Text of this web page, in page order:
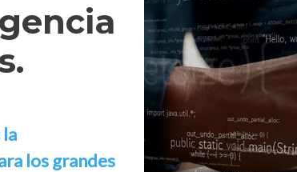
los grandes